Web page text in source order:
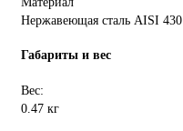
Нержавеющая сталь AISI 430
Габариты и вес
Вес:
0.47 кг